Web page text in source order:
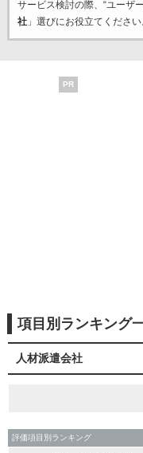
サービス検討の際、“ユーザ
社」選びにお役立てください
PR
項目別ランキング
人材派遣会社
評価項目別ランキング